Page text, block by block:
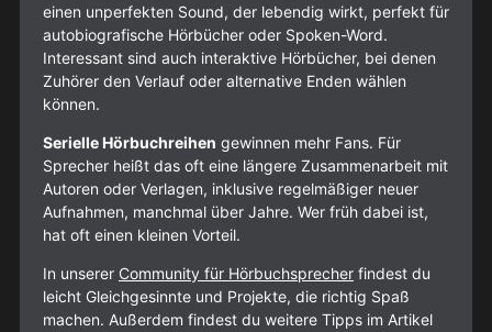
einen unperfekten Sound, der lebendig wirkt, perfekt für
autobiografische Hörbücher oder Spoken-Word.
Interessant sind auch interaktive Hörbücher, bei denen
Zuhörer den Verlauf oder alternative Enden wählen
können.
Serielle Hörbuchreihen gewinnen mehr Fans. Für
Sprecher heißt das oft eine längere Zusammenarbeit mit
Autoren oder Verlagen, inklusive regelmäßiger neuer
Aufnahmen, manchmal über Jahre. Wer früh dabei ist,
hat oft einen kleinen Vorteil.
In unserer Community für Hörbuchsprecher findest du
leicht Gleichgesinnte und Projekte, die richtig Spaß
machen. Außerdem findest du weitere Tipps im Artikel